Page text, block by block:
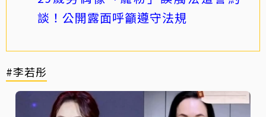
談！公開露面呼籲遵守法規
#李若彤